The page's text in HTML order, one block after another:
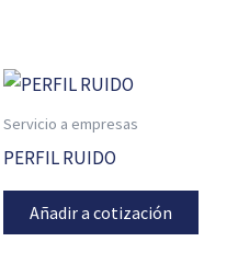
Servicio a empresas
PERFIL RUIDO
Añadir a cotización